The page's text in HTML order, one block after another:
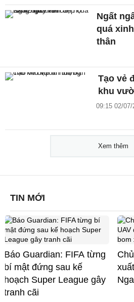
Ngất
quá
thân
Tạo vẻ
khu
09:15 02/07/
Xem thêm
TIN MỚI
Báo Guardian: FIFA từng
bí mật đứng sau kế
hoạch Super League gây
tranh cãi